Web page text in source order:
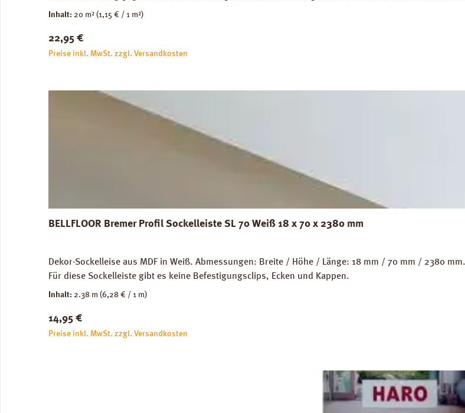
unbedenklich. Für Warmwasser-Fussbodenheizung geeignet. Abmessungen: Länge: 10 m, Breite 2
Inhalt: 20 m² (1,15 € / 1 m²)
Regulärer Preis:
22,95 €
Preise inkl. MwSt. zzgl. Versandkosten
BELLFLOOR Bremer Profil Sockelleiste SL 70 Weiß 18 x 70 x 2380 mm
Dekor-Sockelleise aus MDF in Weiß. Abmessungen: Breite / Höhe / Länge: 18 mm / 70 mm / 2380
Für diese Sockelleiste gibt es keine Befestigungsclips, Ecken und Kappen.
Inhalt: 2.38 m (6,28 € / 1 m)
Regulärer Preis:
14,95 €
Preise inkl. MwSt. zzgl. Versandkosten